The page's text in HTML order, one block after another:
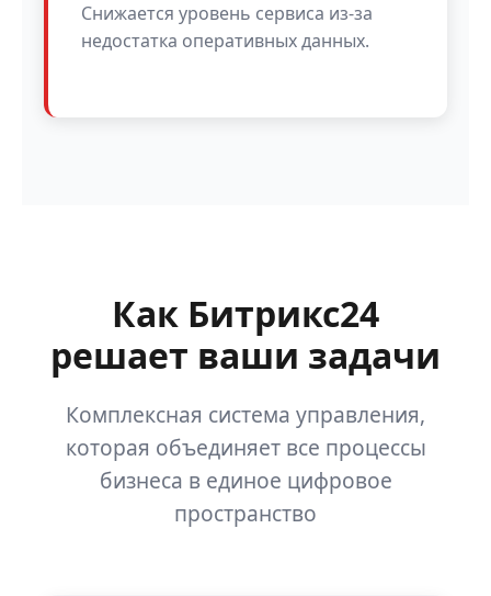
Снижается уровень сервиса из-за
недостатка оперативных данных.
Как Битрикс24
решает ваши задачи
Комплексная система управления,
которая объединяет все процессы
бизнеса в единое цифровое
пространство